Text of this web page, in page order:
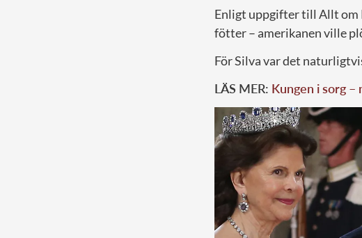
Enligt uppgifter till Allt om
fötter – amerikanen ville
För Silva var det
LÄS MER: Kungen i sorg